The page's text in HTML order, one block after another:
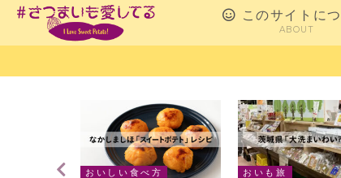
このサイトに
ABOUT
おいしい食べ方 おいも旅